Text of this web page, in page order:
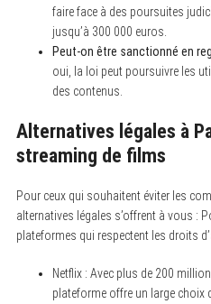
faire face à des poursuites
jusqu’à 300 000 euros.
Peut-on être sanctionné en
oui, la loi peut poursuivre les
des contenus.
Alternatives légales à
streaming de films
Pour ceux qui souhaitent éviter les
alternatives légales s’offrent à vous :
plateformes qui respectent les droits
Netflix : Avec plus de 200
plateforme offre un large choix